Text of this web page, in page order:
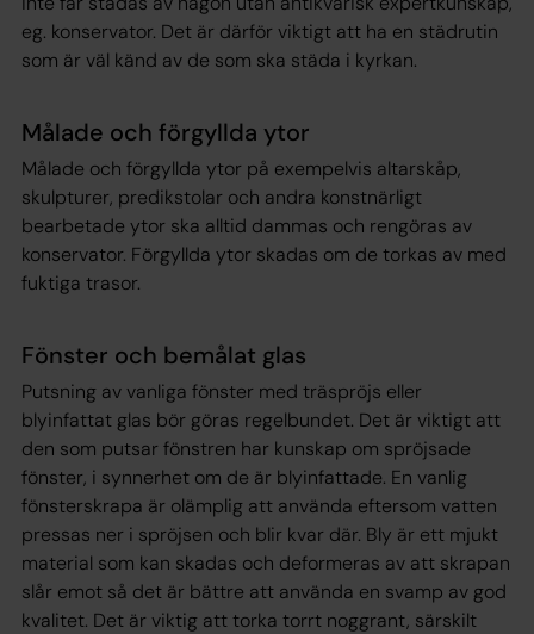
eg. konservator. Det är därför viktigt att ha en städrutin
som är väl känd av de som ska städa i kyrkan.
Målade och förgyllda ytor
Målade och förgyllda ytor på exempelvis altarskåp,
skulpturer, predikstolar och andra konstnärligt
bearbetade ytor ska alltid dammas och rengöras av
konservator. Förgyllda ytor skadas om de torkas av med
fuktiga trasor.
Fönster och bemålat glas
Putsning av vanliga fönster med träspröjs eller
blyinfattat glas bör göras regelbundet. Det är viktigt att
den som putsar fönstren har kunskap om spröjsade
fönster, i synnerhet om de är blyinfattade. En vanlig
fönsterskrapa är olämplig att använda eftersom vatten
pressas ner i spröjsen och blir kvar där. Bly är ett mjukt
material som kan skadas och deformeras av att skrapan
slår emot så det är bättre att använda en svamp av god
kvalitet. Det är viktig att torka torrt noggrant, särskilt